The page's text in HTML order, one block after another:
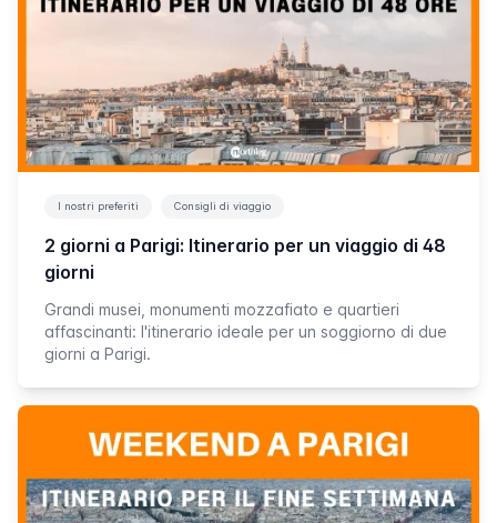
I nostri preferiti Consigli di viaggio
2 giorni a Parigi: Itinerario per un viaggio di 48
giorni
Grandi musei, monumenti mozzafiato e quartieri
affascinanti: l'itinerario ideale per un soggiorno di due
giorni a Parigi.